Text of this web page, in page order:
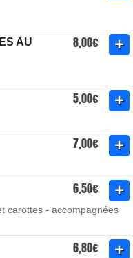
AU
8,00€
5,00€
7,00€
6,50€
carottes - accompagnées
6,80€